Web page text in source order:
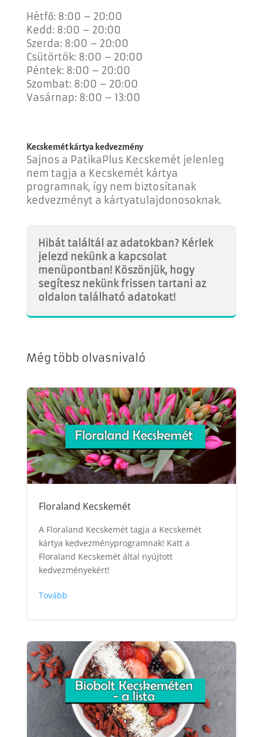
Hétfő: 8:00 – 20:00
Kedd: 8:00 – 20:00
Szerda: 8:00 – 20:00
Csütörtök: 8:00 – 20:00
Péntek: 8:00 – 20:00
Szombat: 8:00 – 20:00
Vasárnap: 8:00 – 13:00
Kecskemét kártya kedvezmény
Sajnos a PatikaPlus Kecskemét jelenleg
nem tagja a Kecskemét kártya
programnak, így nem biztosítanak
kedvezményt a kártyatulajdonosoknak.
Hibát találtál az adatokban? Kérlek
jelezd nekünk a kapcsolat
menüpontban! Köszönjük, hogy
segítesz nekünk frissen tartani az
oldalon található adatokat!
Még több olvasnivaló
Floraland Kecskemét
A Floraland Kecskemét tagja a Kecskemét
kártya kedvezményprogramnak! Katt a
Floraland Kecskemét által nyújtott
kedvezményekért!
Tovább